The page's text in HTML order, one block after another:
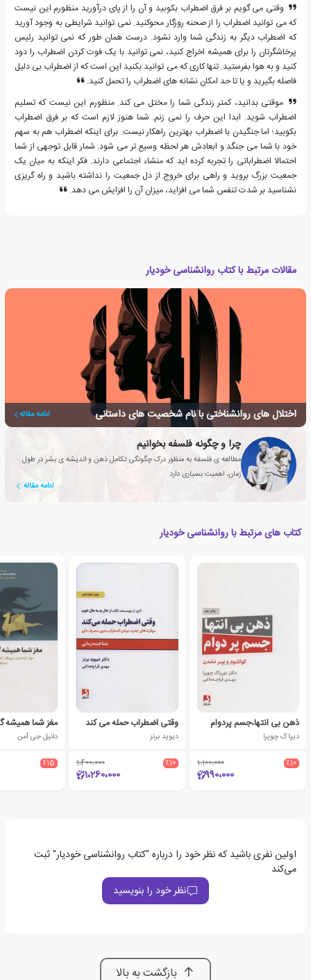
وقتی می گویم بر فرق اضطراب بکوبید و آن را از پای درآورید منظورم این نیست
که می توانید اضطراب را از صحنه روزگار محوکنید. نمی توانید شرایطی به وجود آورید
که اضطراب دیگر به زندگی شما وارد نشود. درست همان طور که نمی توانید رئیس
پرخاشگرتان را برای همیشه اخراج کنید، نمی توانید با یک فوت کردن اضطراب را دود
کنید و به هوا بفرستید. تنها کاری که می توانید بکنید این است که از اضطراب بی دلیل
فاصله بگیرید و یا تا حد امکان نشانه های اضطراب را تحمل کنید.
موقتی بدانید، کمتر زندگی شما را مختل می کند. منظورم این نیست که تسلیم
اضطراب شوید. ابدا این حرف را نمی زنم. شما هنوز لازم است که بر فرق اضطراب
بکوبید؛ اما جنگیدن با اضطراب بهترین راهکار نیست. برای اینکه اضطراب هم به سهم
خود با شما می جنگد و ابعادش هر لحظه وسیع تر می شود. شمار قابل توجهی از شما
احتمالا اضطراباتی را تجربه کرده اید که منشاء اجتماعی دارند. فکر اینکه به میان یک
جمعیت بزرگ بروید و راهی برای خروج از دل جمعیت را نداشته باشید و راه گریزی
نشناسید بر شدت تنفس شما می افزاید، میزان آن را افزایش می دهد.
مقالات مرتبط با کتاب روانشناسی خودیار
اختلال های روانشناختی با نام شخصیت های داستانی ادامه مقاله
چرا و چگونه فلسفه بخوانیم
مطالعه ی فلسفه به منظور درک چگونگی تکامل ذهن و اندیشه ی بشر در طول
زمان، اهمیت بسیاری دارد
ادامه مقاله
کتاب های مرتبط با روانشناسی خودیار
ذهن بی انتها،جسم پردوام
دیپاک چوپرا
٪10 1،100،000
990،000
وقتی اضطراب حمله می کند
دیوید برنز
٪10 1،400،000
1،260،000
مغز شما
دانیل جی آمن
٪15
اولین نفری باشید که نظر خود را درباره "کتاب روانشناسی خودیار" ثبت
می‌کند
نظر خود را بنویسید
بازگشت به بالا